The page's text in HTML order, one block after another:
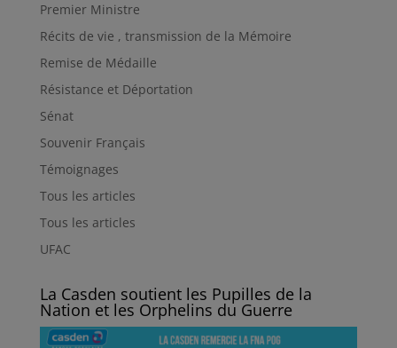
Premier Ministre
Récits de vie , transmission de la Mémoire
Remise de Médaille
Résistance et Déportation
Sénat
Souvenir Français
Témoignages
Tous les articles
Tous les articles
UFAC
La Casden soutient les Pupilles de la
Nation et les Orphelins du Guerre